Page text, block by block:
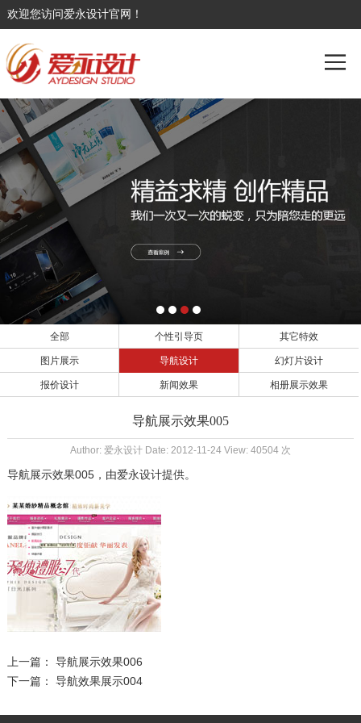
欢迎您访问爱永设计官网！
全部 个性引导页 其它特效
图片展示 导航设计 幻灯片设计
报价设计 新闻效果 相册展示效果
导航展示效果005
Author: 爱永设计 Date: 2012-11-24 View: 40504 次
导航展示效果005，由爱永设计提供。
上一篇：
导航展示效果006
下一篇：
导航效果展示004